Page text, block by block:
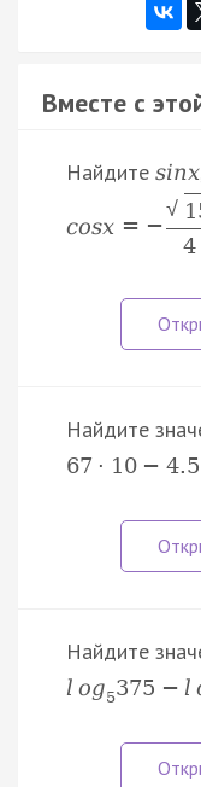
Вместе с
Найдите sinx
cosx = −
√
4
Найдите
67 · 10 − 4.5
Найдите
l og5375 − l